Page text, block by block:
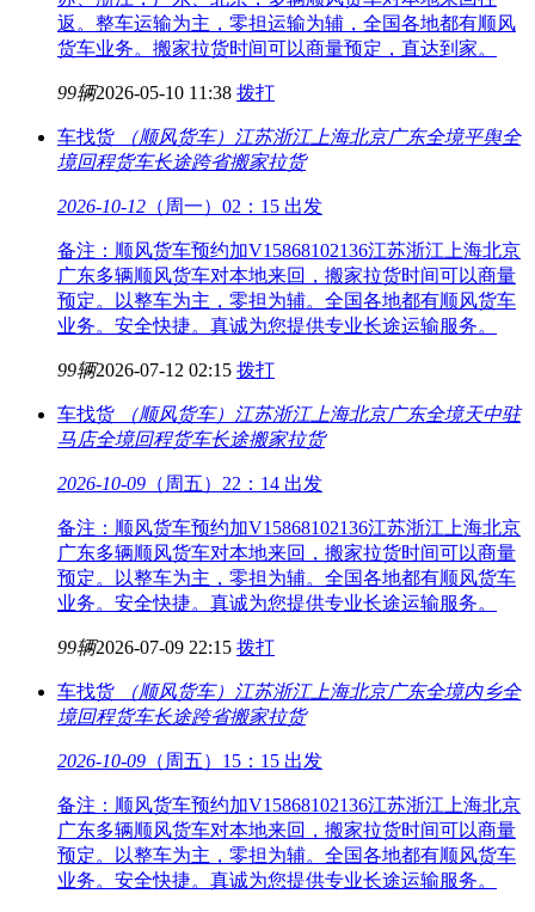
返。整车运输为主，零担运输为辅，全国各地都有顺风
货车业务。搬家拉货时间可以商量预定，直达到家。
99辆2026-05-10 11:38 拨打
车找货 （顺风货车）江苏浙江上海北京广东全境平舆全
境回程货车长途跨省搬家拉货
2026-10-12 （周一）02：15 出发
备注：顺风货车预约加V15868102136江苏浙江上海北京
广东多辆顺风货车对本地来回，搬家拉货时间可以商量
预定。以整车为主，零担为辅。全国各地都有顺风货车
业务。安全快捷。真诚为您提供专业长途运输服务。
99辆2026-07-12 02:15 拨打
车找货 （顺风货车）江苏浙江上海北京广东全境天中驻
马店全境回程货车长途搬家拉货
2026-10-09 （周五）22：14 出发
备注：顺风货车预约加V15868102136江苏浙江上海北京
广东多辆顺风货车对本地来回，搬家拉货时间可以商量
预定。以整车为主，零担为辅。全国各地都有顺风货车
业务。安全快捷。真诚为您提供专业长途运输服务。
99辆2026-07-09 22:15 拨打
车找货 （顺风货车）江苏浙江上海北京广东全境内乡全
境回程货车长途跨省搬家拉货
2026-10-09 （周五）15：15 出发
备注：顺风货车预约加V15868102136江苏浙江上海北京
广东多辆顺风货车对本地来回，搬家拉货时间可以商量
预定。以整车为主，零担为辅。全国各地都有顺风货车
业务。安全快捷。真诚为您提供专业长途运输服务。